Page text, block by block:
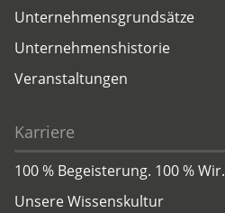
Unternehmensgrundsätze
Unternehmenshistorie
Veranstaltungen
Karriere
100 % Begeisterung. 100 % Wir.
Unsere Wissenskultur